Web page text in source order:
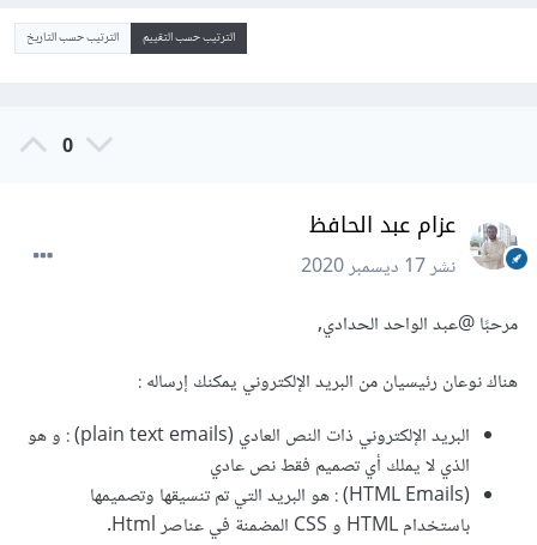
الترتيب حسب التقييم الترتيب حسب التاريخ
0
عزام عبد الحافظ
نشر17 ديسمبر 2020
مرحبًا@عبد الواحد الحدادي,
هناك نوعان رئيسيان من البريد الإلكتروني يمكنك إرساله :
البريد الإلكتروني ذات النص العادي (plain text emails) : و هو
الذي لا يملك أي تصميم فقط نص عادي
(HTML Emails) : هو البريد التي تم تنسيقها وتصميمها
باستخدام HTML و CSS المضمنة في عناصر Html.